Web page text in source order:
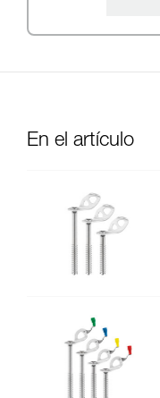
En el artículo